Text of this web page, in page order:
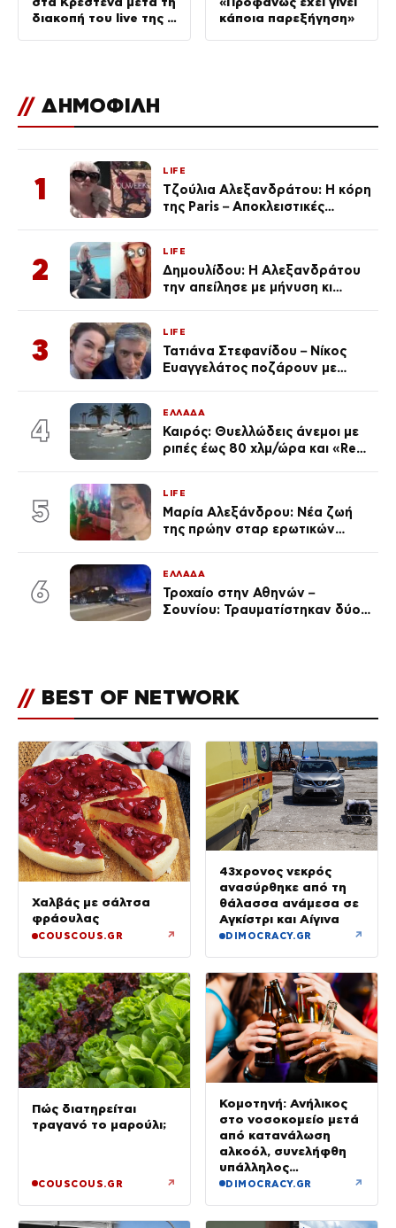
διακοπή του live της –
κάποια παρεξήγηση»
// ΔΗΜΟΦΙΛΗ
1
LIFE
Τζούλια Αλεξανδράτου: Η κόρη
της Paris – Αποκλειστικές
2
LIFE
Δημουλίδου: Η Αλεξανδράτου
την απείλησε με μήνυση κι
ποια είσαι σοκαρίστικα»
3
LIFE
Τατιάνα Στεφανίδου – Νίκος
Ευαγγελάτος ποζάρουν με
4
ΕΛΛΑΔΑ
Καιρός: Θυελλώδεις άνεμοι με
ριπές έως 80 χλμ/ώρα και «Red
5
LIFE
Μαρία Αλεξάνδρου: Νέα ζωή
της πρώην σταρ ερωτικών
(Φωτογραφίες)
6
ΕΛΛΑΔΑ
Τροχαίο στην Αθηνών –
Σουνίου: Τραυματίστηκαν δύο
// BEST OF NETWORK
Χαλβάς με σάλτσα
φράουλας
COUSCOUS.GR ↗
43χρονος νεκρός
ανασύρθηκε από τη
θάλασσα ανάμεσα σε
Αγκίστρι και Αίγινα
DIMOCRACY.GR ↗
Πώς διατηρείται
τραγανό το μαρούλι;
COUSCOUS.GR ↗
Κομοτηνή: Ανήλικος
στο νοσοκομείο μετά
από κατανάλωση
αλκοόλ, συνελήφθη
υπάλληλος
καταστήματος
DIMOCRACY.GR ↗